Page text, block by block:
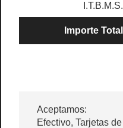
I.T.B.M.S.
Importe Total
Aceptamos:
Efectivo, Tarjetas de